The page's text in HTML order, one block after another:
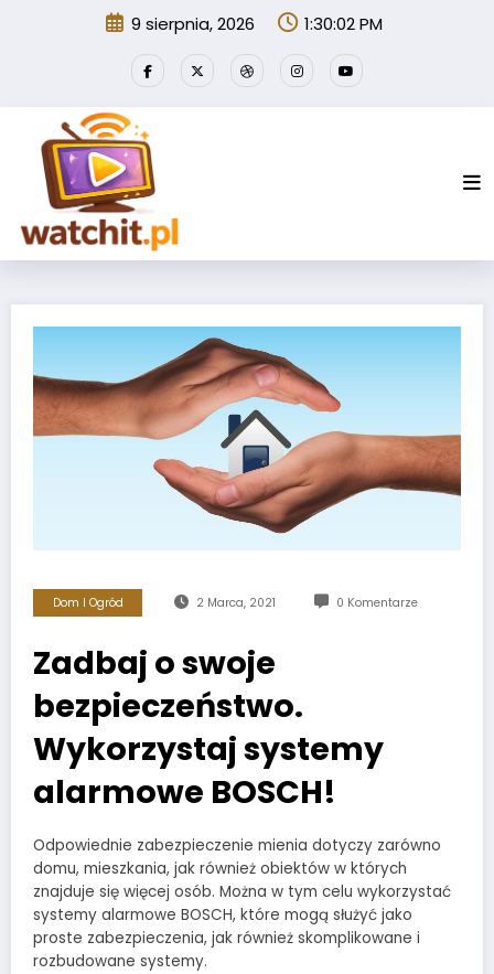
9 sierpnia, 2026 1:30:03 PM
Dom I Ogród 2 Marca, 2021 0 Komentarze
Zadbaj o swoje
bezpieczeństwo.
Wykorzystaj systemy
alarmowe BOSCH!
Odpowiednie zabezpieczenie mienia dotyczy zarówno
domu, mieszkania, jak również obiektów w których
znajduje się więcej osób. Można w tym celu wykorzystać
systemy alarmowe BOSCH, które mogą służyć jako
proste zabezpieczenia, jak również skomplikowane i
rozbudowane systemy.